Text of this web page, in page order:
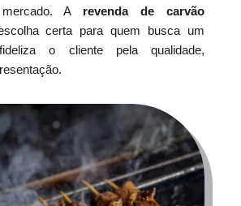
A revenda de carvão
certa para quem busca um
o cliente pela qualidade,